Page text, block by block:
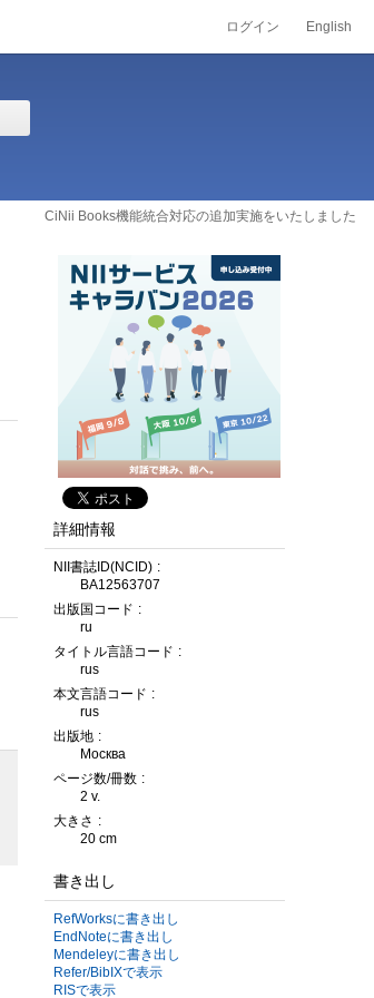
ログイン English
CiNii Books機能統合対応の追加実施をいたしました
詳細情報
NII書誌ID(NCID)
BA12563707
出版国コード
ru
タイトル言語コード
rus
本文言語コード
rus
出版地
Москва
ページ数/冊数
2 v.
大きさ
20 cm
書き出し
RefWorksに書き出し
EndNoteに書き出し
Mendeleyに書き出し
Refer/BibIXで表示
RISで表示